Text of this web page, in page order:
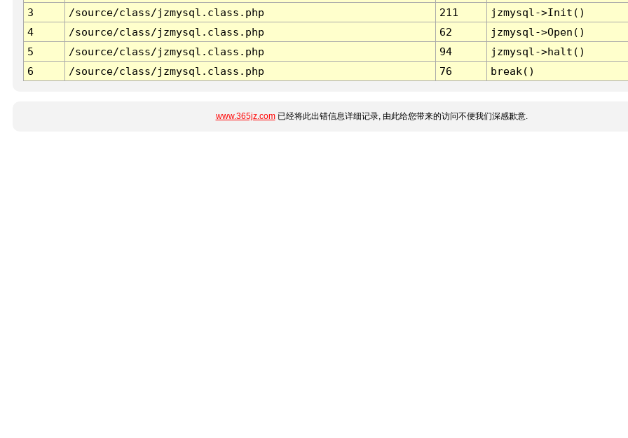
3
/source/class/jzmysql.class.php 211
jzmysql->Init()
4
/source/class/jzmysql.class.php 62
jzmysql->Open()
5
/source/class/jzmysql.class.php 94
jzmysql->halt()
6
/source/class/jzmysql.class.php 76 break()
www.365jz.com已经将此出错信息详细记录, 由此给您带来的访问不便我们深感歉意.